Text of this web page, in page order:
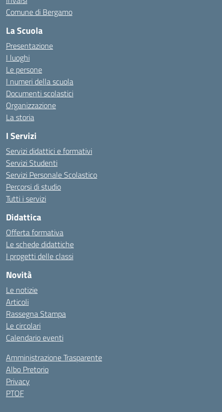
Comune di Bergamo
La Scuola
Presentazione
I luoghi
Le persone
I numeri della scuola
Documenti scolastici
Organizzazione
La storia
I Servizi
Servizi didattici e formativi
Servizi Studenti
Servizi Personale Scolastico
Percorsi di studio
Tutti i servizi
Didattica
Offerta formativa
Le schede didattiche
I progetti delle classi
Novità
Le notizie
Articoli
Rassegna Stampa
Le circolari
Calendario eventi
Amministrazione Trasparente
Albo Pretorio
Privacy
PTOF